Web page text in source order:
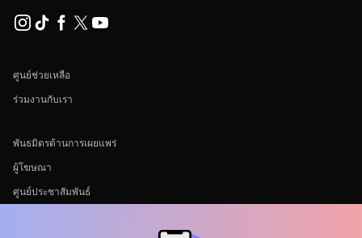
ศูนย์ช่วยเหลือ
ร่วมงานกับเรา
พันธมิตรด้านการเผยแพร่
ผู้โฆษณา
ศูนย์ประชาสัมพันธ์